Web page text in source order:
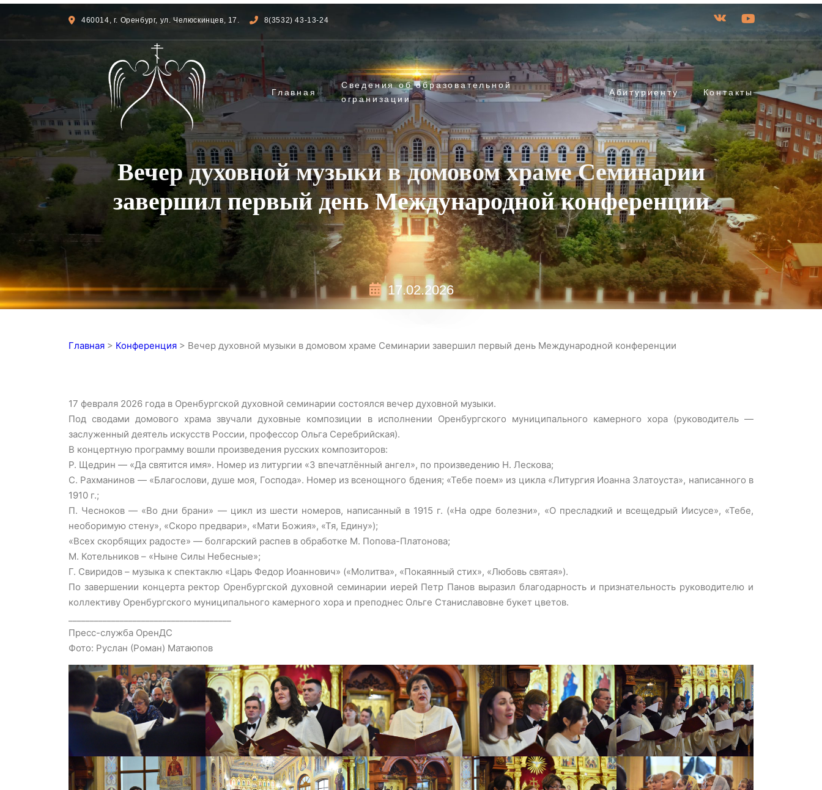
460014, г. Оренбург, ул. Челюскинцев, 17. 8(3532) 43-13-24
Главная
Сведения об образовательной
огранизации
Абитуриенту Контакты
Вечер духовной музыки в домовом храме Семинарии
завершил первый день Международной конференции
17.02.2026
Главная > Конференция > Вечер духовной музыки в домовом храме Семинарии завершил первый день Международной конференции
17 февраля 2026 года в Оренбургской духовной семинарии состоялся вечер духовной музыки.
Под сводами домового храма звучали духовные композиции в исполнении Оренбургского муниципального камерного хора (руководитель —
заслуженный деятель искусств России, профессор Ольга Серебрийская).
В концертную программу вошли произведения русских композиторов:
Р. Щедрин — «Да святится имя». Номер из литургии «З впечатлённый ангел», по произведению Н. Лескова;
С. Рахманинов — «Благослови, душе моя, Господа». Номер из всенощного бдения; «Тебе поем» из цикла «Литургия Иоанна Златоуста», написанного в
1910 г.;
П. Чесноков — «Во дни брани» — цикл из шести номеров, написанный в 1915 г. («На одре болезни», «О пресладкий и всещедрый Иисусе», «Тебе,
необоримую стену», «Скоро предвари», «Мати Божия», «Тя, Едину»);
«Всех скорбящих радосте» — болгарский распев в обработке М. Попова-Платонова;
М. Котельников – «Ныне Силы Небесные»;
Г. Свиридов – музыка к спектаклю «Царь Федор Иоаннович» («Молитва», «Покаянный стих», «Любовь святая»).
По завершении концерта ректор Оренбургской духовной семинарии иерей Петр Панов выразил благодарность и признательность руководителю и
коллективу Оренбургского муниципального камерного хора и преподнес Ольге Станиславовне букет цветов.
Пресс-служба ОренДС
Фото: Руслан (Роман) Матаюпов